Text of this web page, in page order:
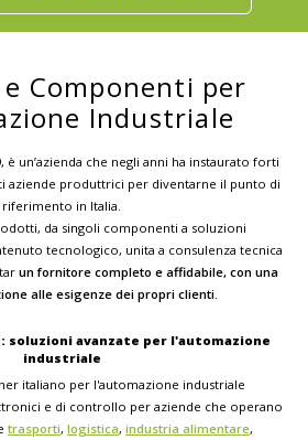
Componenti per
Industriale
è un’azienda che negli anni ha instaurato forti
aziende produttrici per diventarne il punto di
riferimento in Italia.
da singoli componenti a soluzioni
tecnologico, unita a consulenza tecnica
un fornitore completo e affidabile, con una
alle esigenze dei propri clienti.
soluzioni avanzate per l'automazione
industriale
italiano per l'automazione industriale
e di controllo per aziende che operano
trasporti, logistica, industria alimentare,